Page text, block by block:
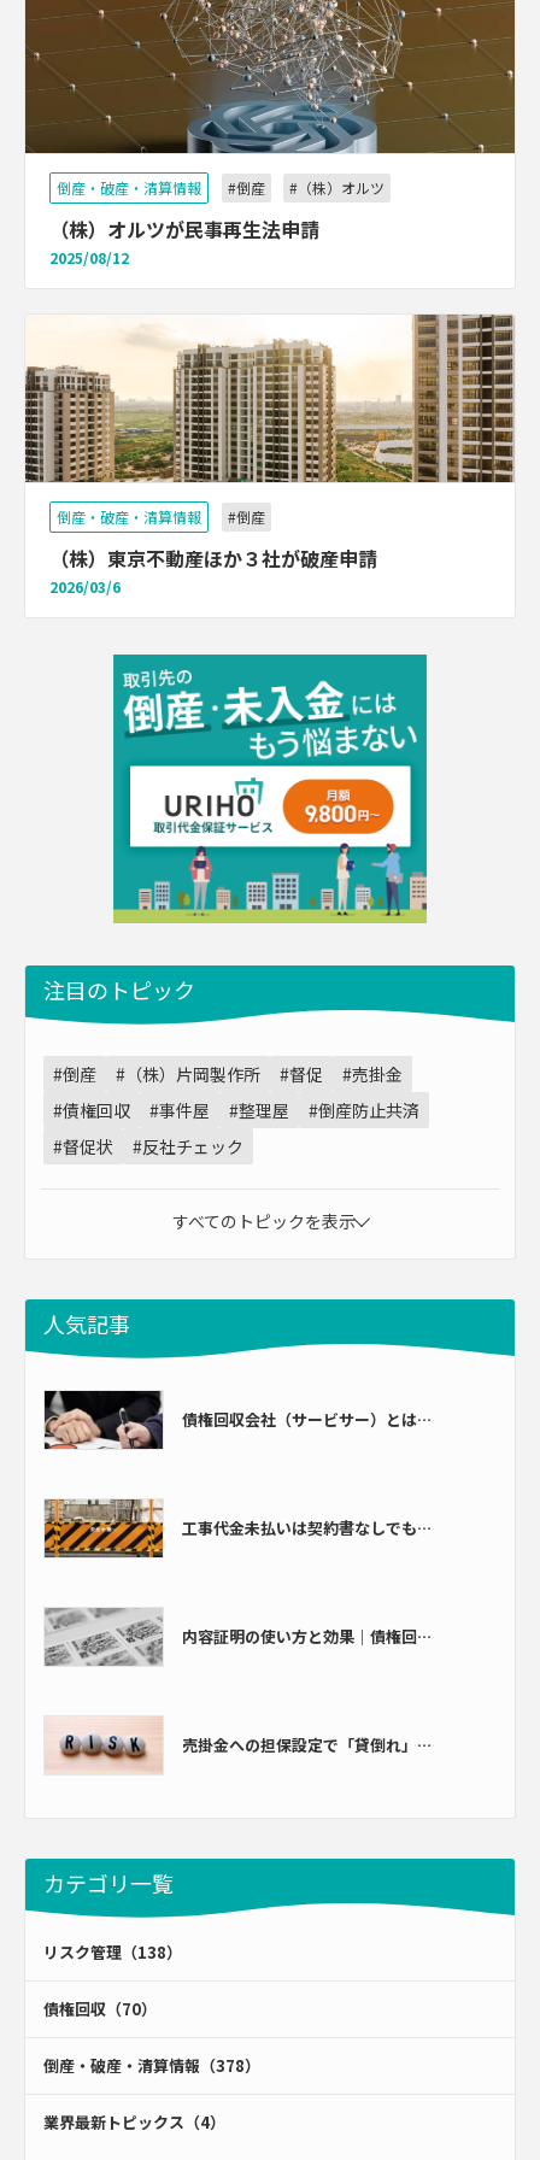
倒産・破産・清算情報 #倒産 #（株）オルツ
（株）オルツが民事再生法申請
2025/08/12
倒産・破産・清算情報 #倒産
（株）東京不動産ほか３社が破産申請
2026/03/6
注目のトピック
#倒産 #（株）片岡製作所 #督促
#売掛金
#債権回収
#事件屋 #整理屋
#倒産防止共済
#督促状
#反社チェック
すべてのトピックを表示
人気記事
債権回収会社（サービサー）とは…
工事代金未払いは契約書なしでも…
内容証明の使い方と効果｜債権回…
売掛金への担保設定で「貸倒れ」…
カテゴリ一覧
リスク管理（138）
債権回収（70）
倒産・破産・清算情報（378）
業界最新トピックス（4）